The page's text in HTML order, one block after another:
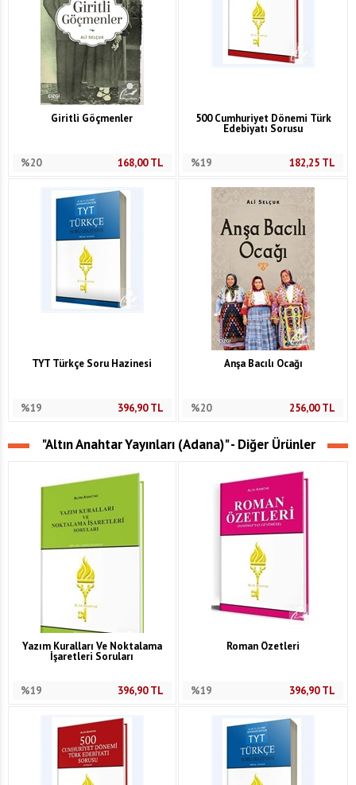
Giritli Göçmenler
%20 168,00TL
500 Cumhuriyet Dönemi Türk
Edebiyatı Sorusu
%19 182,25 TL
TYT Türkçe Soru Hazinesi
%19 396,90TL
Anşa Bacılı Ocağı
%20 256,00TL
"Altın Anahtar Yayınları (Adana)" - Diğer Ürünler
Yazım Kuralları Ve Noktalama
İşaretleri Soruları
%19 396,90TL
Roman Özetleri
%19 396,90TL